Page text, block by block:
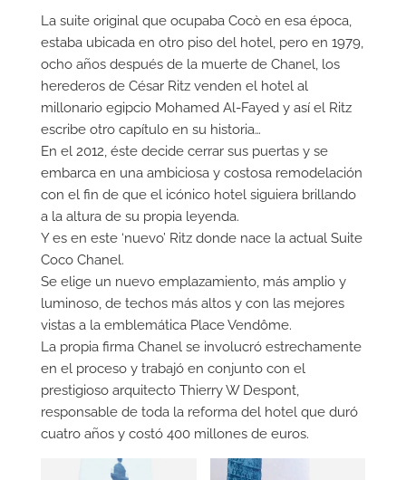
La suite original que ocupaba Cocò en esa época,
estaba ubicada en otro piso del hotel, pero en 1979,
ocho años después de la muerte de Chanel, los
herederos de César Ritz venden el hotel al
millonario egipcio Mohamed Al-Fayed y así el Ritz
escribe otro capítulo en su historia…
En el 2012, éste decide cerrar sus puertas y se
embarca en una ambiciosa y costosa remodelación
con el fin de que el icónico hotel siguiera brillando
a la altura de su propia leyenda.
Y es en este ‘nuevo’ Ritz donde nace la actual Suite
Coco Chanel.
Se elige un nuevo emplazamiento, más amplio y
luminoso, de techos más altos y con las mejores
vistas a la emblemática Place Vendôme.
La propia firma Chanel se involucró estrechamente
en el proceso y trabajó en conjunto con el
prestigioso arquitecto Thierry W Despont,
responsable de toda la reforma del hotel que duró
cuatro años y costó 400 millones de euros.